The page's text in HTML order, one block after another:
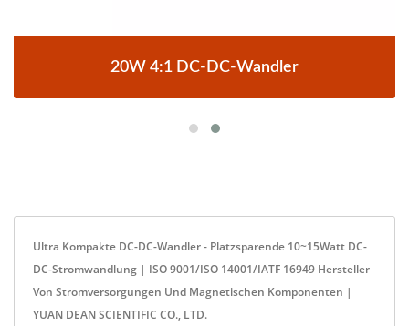
20W 4:1 DC-DC-Wandler
Ultra Kompakte DC-DC-Wandler - Platzsparende 10~15Watt DC-
DC-Stromwandlung | ISO 9001/ISO 14001/IATF 16949 Hersteller
Von Stromversorgungen Und Magnetischen Komponenten |
YUAN DEAN SCIENTIFIC CO., LTD.